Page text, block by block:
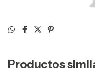
Productos